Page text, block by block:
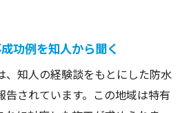
功例を知人から聞く
、知人の経験談をもとにした防水
告されています。この地域は特有